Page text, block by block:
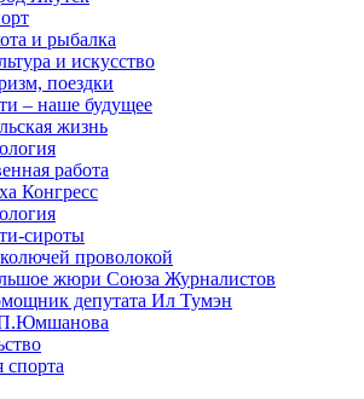
и рыбалка
и искусство
поездки
– наше будущее
жизнь
работа
Конгресс
сироты
проволокой
жюри Союза Журналистов
депутата Ил Тумэн